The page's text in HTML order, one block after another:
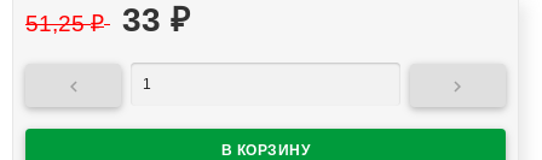
51,25₽ 33 ₽
 